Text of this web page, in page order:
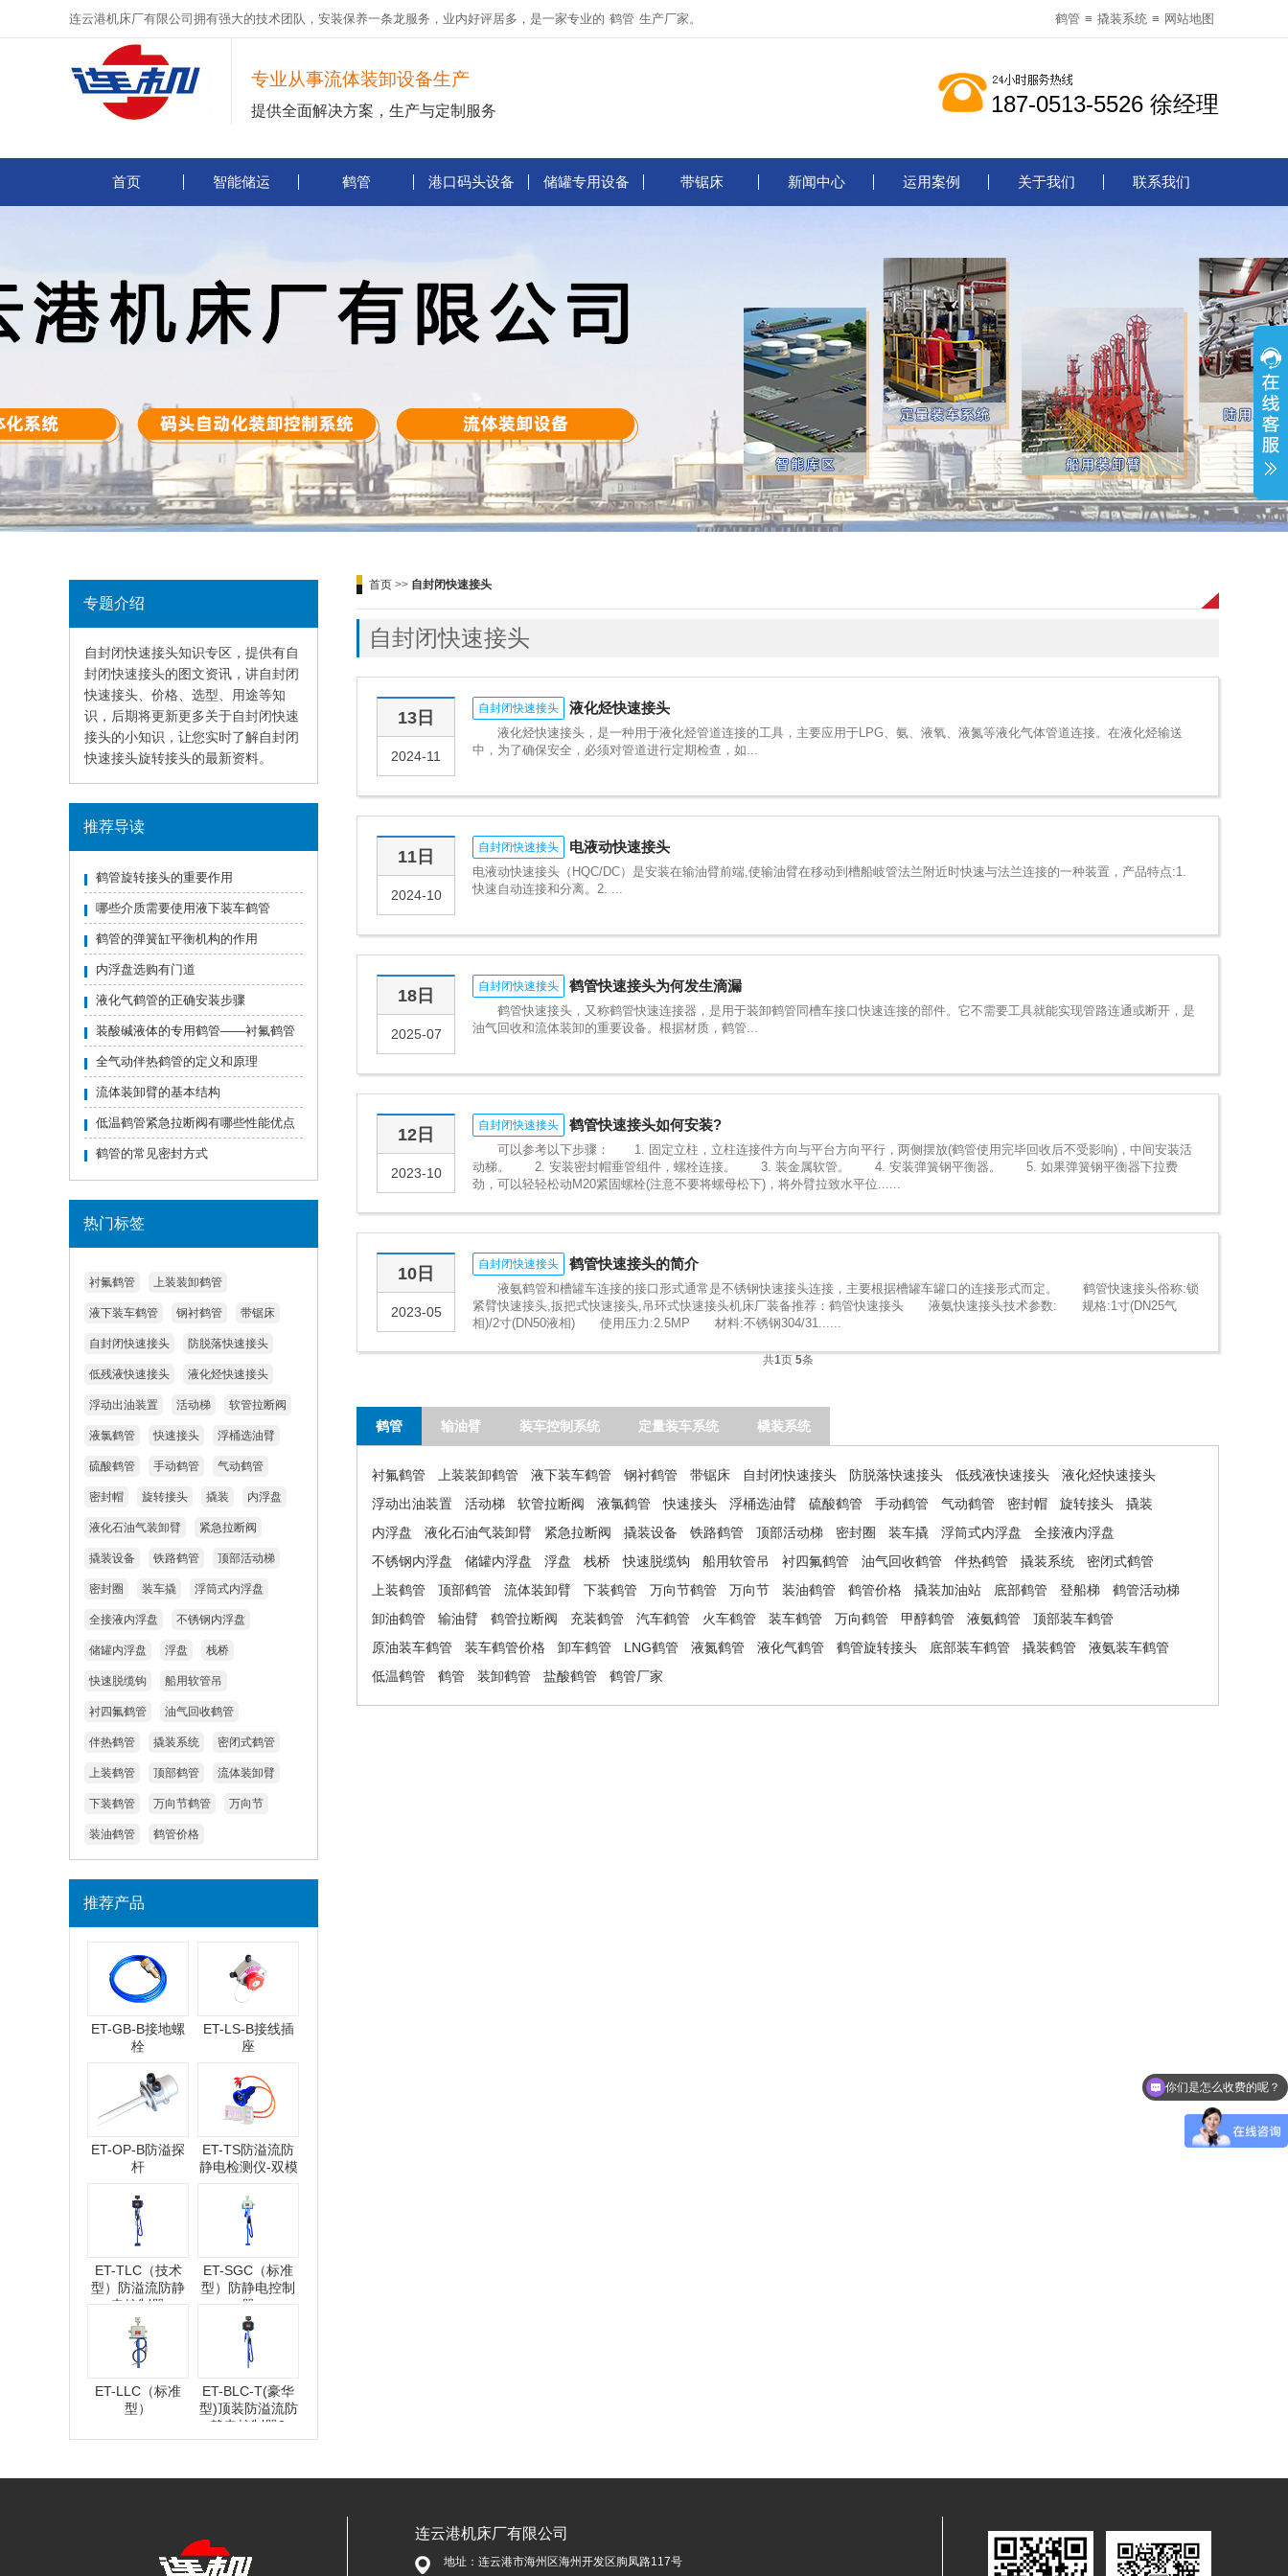
连云港机床厂有限公司拥有强大的技术团队，安装保养一条龙服务，业内好评居多，是一家专业的 鹤管 生产厂家。 鹤管 ≡ 撬装系统 ≡ 网站地图
专业从事流体装卸设备生产
提供全面解决方案，生产与定制服务 187-0513-5526 徐经理
首页 智能储运 鹤管 港口码头设备 储罐专用设备 带锯床 新闻中心 运用案例 关于我们 联系我们
专题介绍
自封闭快速接头知识专区，提供有自
封闭快速接头的图文资讯，讲自封闭
快速接头、价格、选型、用途等知
识，后期将更新更多关于自封闭快速
接头的小知识，让您实时了解自封闭
快速接头旋转接头的最新资料。
推荐导读
鹤管旋转接头的重要作用
哪些介质需要使用液下装车鹤管
鹤管的弹簧缸平衡机构的作用
内浮盘选购有门道
液化气鹤管的正确安装步骤
装酸碱液体的专用鹤管——衬氟鹤管
全气动伴热鹤管的定义和原理
流体装卸臂的基本结构
低温鹤管紧急拉断阀有哪些性能优点
鹤管的常见密封方式
热门标签
衬氟鹤管 上装装卸鹤管
液下装车鹤管 钢衬鹤管 带锯床
自封闭快速接头 防脱落快速接头
低残液快速接头 液化烃快速接头
浮动出油装置 活动梯 软管拉断阀
液氯鹤管 快速接头 浮桶选油臂
硫酸鹤管 手动鹤管 气动鹤管
密封帽 旋转接头 撬装 内浮盘
液化石油气装卸臂 紧急拉断阀
撬装设备 铁路鹤管 顶部活动梯
密封圈 装车撬 浮筒式内浮盘
全接液内浮盘 不锈钢内浮盘
储罐内浮盘 浮盘 栈桥
快速脱缆钩 船用软管吊
衬四氟鹤管 油气回收鹤管
伴热鹤管 撬装系统 密闭式鹤管
上装鹤管 顶部鹤管 流体装卸臂
下装鹤管 万向节鹤管 万向节
装油鹤管 鹤管价格
推荐产品
ET-GB-B接地螺
栓
ET-LS-B接线插
座
ET-OP-B防溢探
杆
ET-TS防溢流防
静电检测仪-双模
ET-TLC（技术
型）防溢流防静
电控制器
ET-SGC（标准
型）防静电控制
器
ET-LLC（标准
型）
ET-BLC-T(豪华
型)顶装防溢流防
静电控制器2
首页 >> 自封闭快速接头
自封闭快速接头
13日
2024-11
自封闭快速接头 液化烃快速接头
液化烃快速接头，是一种用于液化烃管道连接的工具，主要应用于LPG、氨、液氧、液氮等液化气体管道连接。在液化烃输送
中，为了确保安全，必须对管道进行定期检查，如...
11日
2024-10
自封闭快速接头 电液动快速接头
电液动快速接头（HQC/DC）是安装在输油臂前端,使输油臂在移动到槽船岐管法兰附近时快速与法兰连接的一种装置，产品特点:1.
快速自动连接和分离。2. ...
18日
2025-07
自封闭快速接头 鹤管快速接头为何发生滴漏
鹤管快速接头，又称鹤管快速连接器，是用于装卸鹤管同槽车接口快速连接的部件。它不需要工具就能实现管路连通或断开，是
油气回收和流体装卸的重要设备。根据材质，鹤管...
12日
2023-10
自封闭快速接头 鹤管快速接头如何安装?
可以参考以下步骤： 1. 固定立柱，立柱连接件方向与平台方向平行，两侧摆放(鹤管使用完毕回收后不受影响)，中间安装活
动梯。 2. 安装密封帽垂管组件，螺栓连接。 3. 装金属软管。 4. 安装弹簧钢平衡器。 5. 如果弹簧钢平衡器下拉费
劲，可以轻轻松动M20紧固螺栓(注意不要将螺母松下)，将外臂拉致水平位......
10日
2023-05
自封闭快速接头 鹤管快速接头的简介
液氨鹤管和槽罐车连接的接口形式通常是不锈钢快速接头连接，主要根据槽罐车罐口的连接形式而定。 鹤管快速接头俗称:锁
紧臂快速接头,扳把式快速接头,吊环式快速接头机床厂装备推荐：鹤管快速接头 液氨快速接头技术参数: 规格:1寸(DN25气
相)/2寸(DN50液相) 使用压力:2.5MP 材料:不锈钢304/31......
共1页 5条
鹤管 输油臂 装车控制系统 定量装车系统 橇装系统
衬氟鹤管 上装装卸鹤管 液下装车鹤管 钢衬鹤管 带锯床 自封闭快速接头 防脱落快速接头 低残液快速接头
液化烃快速接头
浮动出油装置
活动梯 软管拉断阀 液氯鹤管 快速接头 浮桶选油臂 硫酸鹤管 手动鹤管 气动鹤管 密封帽 旋转接头
撬装
内浮盘
液化石油气装卸臂 紧急拉断阀 撬装设备 铁路鹤管 顶部活动梯 密封圈 装车撬 浮筒式内浮盘
全接液内浮盘
不锈钢内浮盘
储罐内浮盘 浮盘 栈桥 快速脱缆钩 船用软管吊 衬四氟鹤管 油气回收鹤管 伴热鹤管 撬装系统
密闭式鹤管
上装鹤管
顶部鹤管 流体装卸臂 下装鹤管 万向节鹤管 万向节 装油鹤管 鹤管价格 撬装加油站 底部鹤管 登船梯
鹤管活动梯
卸油鹤管
输油臂 鹤管拉断阀 充装鹤管 汽车鹤管 火车鹤管 装车鹤管 万向鹤管 甲醇鹤管 液氨鹤管
顶部装车鹤管
原油装车鹤管
装车鹤管价格 卸车鹤管 LNG鹤管 液氮鹤管 液化气鹤管 鹤管旋转接头 底部装车鹤管 撬装鹤管
液氨装车鹤管
低温鹤管
鹤管 装卸鹤管 盐酸鹤管 鹤管厂家
连云港机床厂有限公司
地址：连云港市海州区海州开发区朐凤路117号
你们是怎么收费的呢？
现在有优惠活动么？